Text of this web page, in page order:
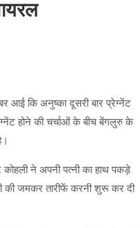
आई कि अनुष्का दूसरी बार प्रेग्नेंट
होने की चर्चाओं के बीच बेंगलुरु के
कोहली ने अपनी पत्नी का हाथ पकड़े
की जमकर तारीफें करनी शुरू कर दी